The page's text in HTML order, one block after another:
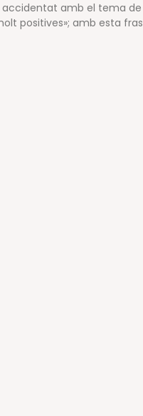
accidentat amb el tema
positives»; amb esta